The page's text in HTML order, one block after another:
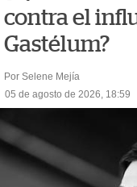
contra el
Gastélum?
Por Selene Mejía
05 de agosto de 2026, 18:59